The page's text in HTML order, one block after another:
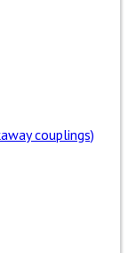
couplings)